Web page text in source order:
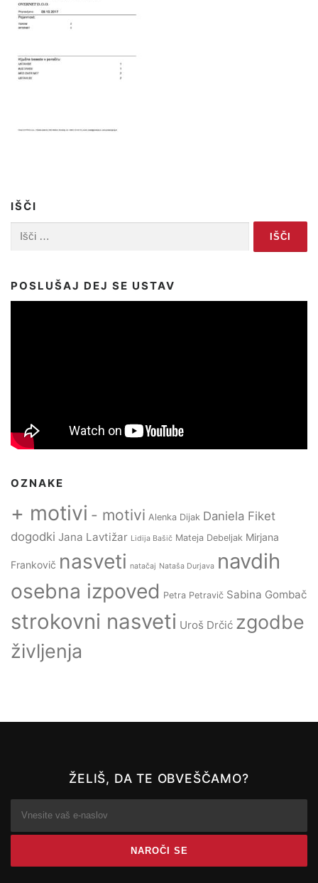
IŠČI
POSLUŠAJ DEJ SE USTAV
OZNAKE
+ motivi - motivi Alenka Dijak Daniela Fiket
dogodki Jana Lavtižar Lidija Bašič Mateja Debeljak Mirjana
Frankovič nasveti natačaj Nataša Durjava navdih
osebna izpoved Petra Petravič Sabina Gombač
strokovni nasveti Uroš Drčić zgodbe
življenja
ŽELIŠ, DA TE OBVEŠČAMO?